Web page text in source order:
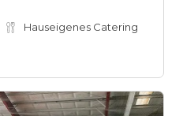
Hauseigenes Catering